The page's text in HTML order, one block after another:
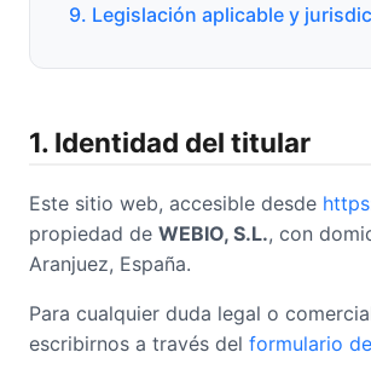
9. Legislación aplicable y
1. Identidad del titular
Este sitio web, accesible desde
propiedad de WEBIO, S.L., con
Aranjuez, España.
Para cualquier duda legal o
escribirnos a través del formulario